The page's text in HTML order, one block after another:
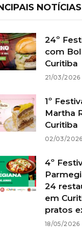
NOTÍCIAS
24º
com
Curitiba
21/03/2026
1º
Martha
Curitiba
02/03/2026
4º
24
em
pratos
18/05/2026